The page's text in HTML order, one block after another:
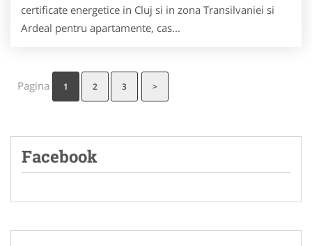
certificate energetice in Cluj si in zona Transilvaniei si
Ardeal pentru apartamente, cas...
Pagina 1 2 3 >
Facebook